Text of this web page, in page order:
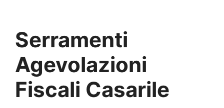
Serramenti
Agevolazioni
Fiscali Casarile